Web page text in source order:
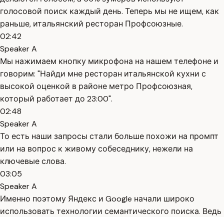
голосовой поиск каждый день. Теперь мы не ищем, как
раньше, итальянский ресторан Профсоюзные.
02:42
Speaker A
Мы нажимаем кнопку микрофона на нашем телефоне и
говорим: "Найди мне ресторан итальянской кухни с
высокой оценкой в районе метро Профсоюзная,
который работает до 23:00".
02:48
Speaker A
То есть наши запросы стали больше похожи на промпт
или на вопрос к живому собеседнику, нежели на
ключевые слова.
03:05
Speaker A
Именно поэтому Яндекс и Google начали широко
использовать технологии семантического поиска. Ведь